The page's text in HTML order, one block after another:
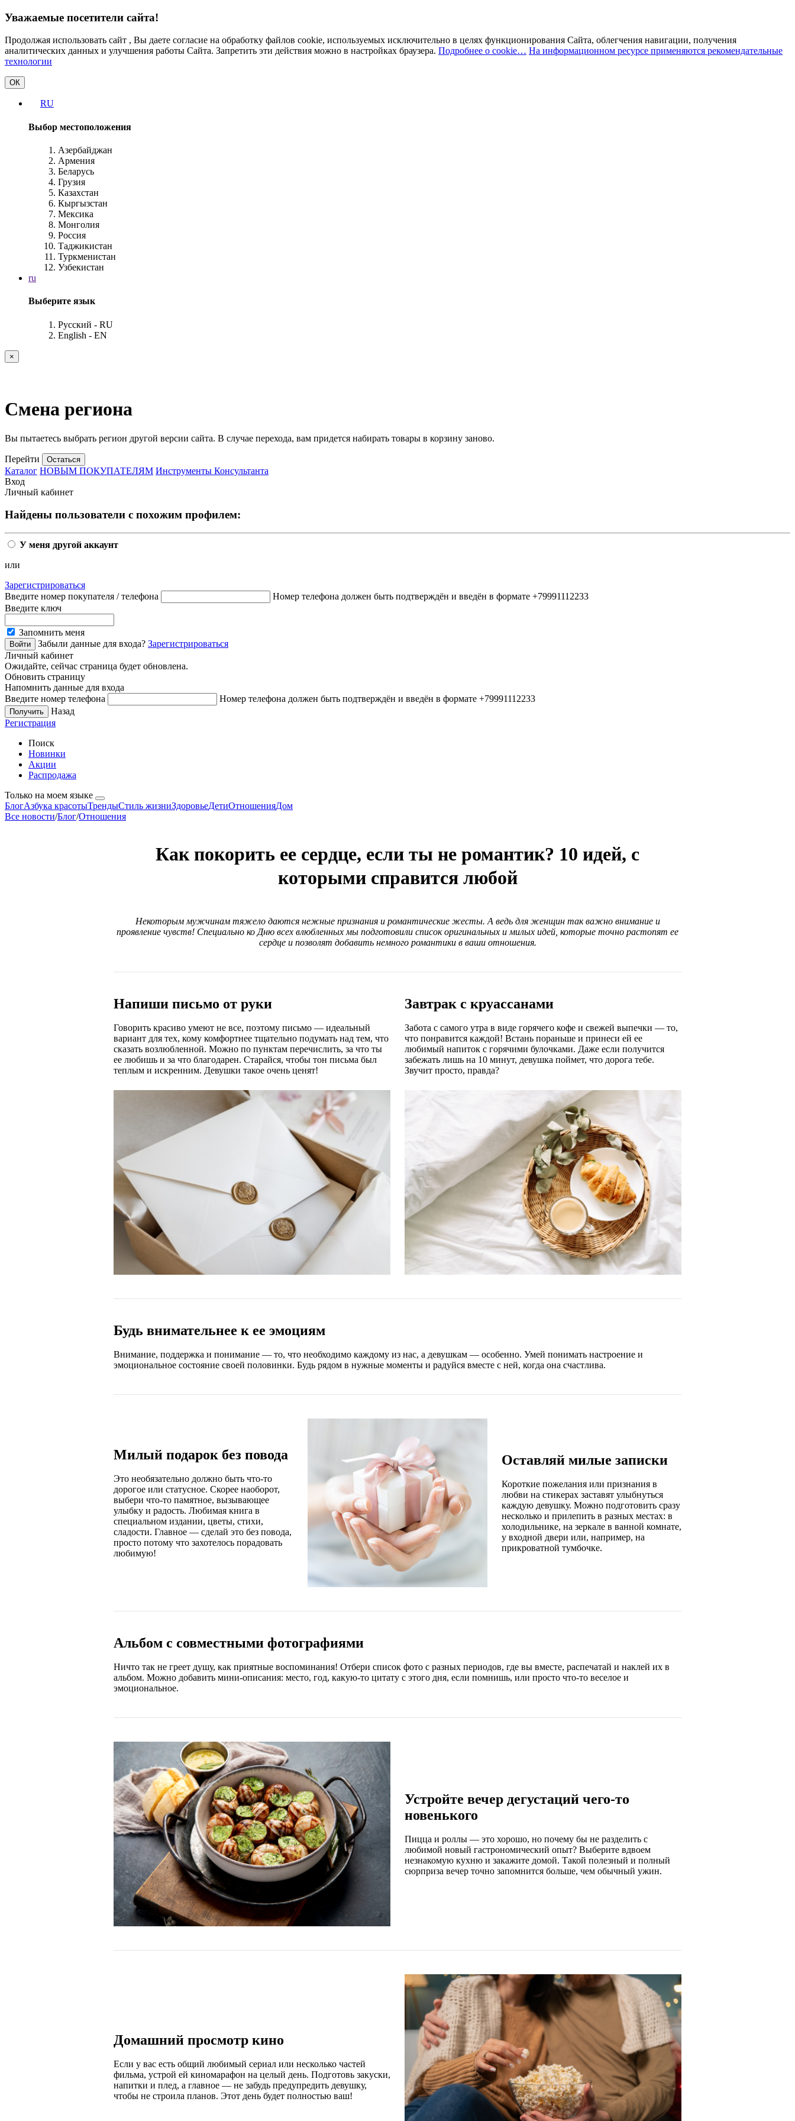
Уважаемые посетители сайта!
Продолжая использовать сайт , Вы даете согласие на обработку файлов cookie, используемых исключительно в целях функционирования Сайта, облегчения навигации, получения
аналитических данных и улучшения работы Сайта. Запретить эти действия можно в настройках браузера. Подробнее о cookie… На информационном ресурсе применяются рекомендательные
технологии
ОК
RU
Выбор местоположения
Азербайджан
Армения
Беларусь
Грузия
Казахстан
Кыргызстан
Мексика
Монголия
Россия
Таджикистан
Туркменистан
Узбекистан
ru
Выберите язык
Русский - RU
English - EN
×
Смена региона
Вы пытаетесь выбрать регион другой версии сайта. В случае перехода, вам придется набирать товары в корзину заново.
Перейти Остаться
Каталог НОВЫМ ПОКУПАТЕЛЯМ Инструменты Консультанта
Вход
Личный кабинет
Найдены пользователи с похожим профилем:
У меня другой аккаунт
или
Зарегистрироваться
Введите номер покупателя / телефона
Номер телефона должен быть подтверждён и введён в формате +79991112233
Введите ключ
Запомнить меня
Забыли данные для входа? Зарегистрироваться
Личный кабинет
Ожидайте, сейчас страница будет обновлена.
Обновить страницу
Напомнить данные для входа
Введите номер телефона
Номер телефона должен быть подтверждён и введён в формате +79991112233
Назад
Регистрация
Поиск
Новинки
Акции
Распродажа
Только на моем языке
БлогАзбука красотыТрендыСтиль жизниЗдоровьеДетиОтношенияДом
Все новости/Блог/Отношения
Как покорить ее сердце, если ты не романтик? 10 идей, с
которыми справится любой
Некоторым мужчинам тяжело даются нежные признания и романтические жесты. А ведь для женщин так важно внимание и
проявление чувств! Специально ко Дню всех влюбленных мы подготовили список оригинальных и милых идей, которые точно растопят ее
сердце и позволят добавить немного романтики в ваши отношения.
Напиши письмо от руки
Говорить красиво умеют не все, поэтому письмо — идеальный
вариант для тех, кому комфортнее тщательно подумать над тем, что
сказать возлюбленной. Можно по пунктам перечислить, за что ты
ее любишь и за что благодарен. Старайся, чтобы тон письма был
теплым и искренним. Девушки такое очень ценят!
Завтрак с круассанами
Забота с самого утра в виде горячего кофе и свежей выпечки — то,
что понравится каждой! Встань пораньше и принеси ей ее
любимый напиток с горячими булочками. Даже если получится
забежать лишь на 10 минут, девушка поймет, что дорога тебе.
Звучит просто, правда?
Будь внимательнее к ее эмоциям
Внимание, поддержка и понимание — то, что необходимо каждому из нас, а девушкам — особенно. Умей понимать настроение и
эмоциональное состояние своей половинки. Будь рядом в нужные моменты и радуйся вместе с ней, когда она счастлива.
Милый подарок без повода
Это необязательно должно быть что-то
дорогое или статусное. Скорее наоборот,
выбери что-то памятное, вызывающее
улыбку и радость. Любимая книга в
специальном издании, цветы, стихи,
сладости. Главное — сделай это без повода,
просто потому что захотелось порадовать
любимую!
Оставляй милые записки
Короткие пожелания или признания в
любви на стикерах заставят улыбнуться
каждую девушку. Можно подготовить сразу
несколько и прилепить в разных местах: в
холодильнике, на зеркале в ванной комнате,
у входной двери или, например, на
прикроватной тумбочке.
Альбом с совместными фотографиями
Ничто так не греет душу, как приятные воспоминания! Отбери список фото с разных периодов, где вы вместе, распечатай и наклей их в
альбом. Можно добавить мини-описания: место, год, какую-то цитату с этого дня, если помнишь, или просто что-то веселое и
эмоциональное.
Устройте вечер дегустаций чего-то
новенького
Пицца и роллы — это хорошо, но почему бы не разделить с
любимой новый гастрономический опыт? Выберите вдвоем
незнакомую кухню и закажите домой. Такой полезный и полный
сюрприза вечер точно запомнится больше, чем обычный ужин.
Домашний просмотр кино
Если у вас есть общий любимый сериал или несколько частей
фильма, устрой ей киномарафон на целый день. Подготовь закуски,
напитки и плед, а главное — не забудь предупредить девушку,
чтобы не строила планов. Этот день будет полностью ваш!